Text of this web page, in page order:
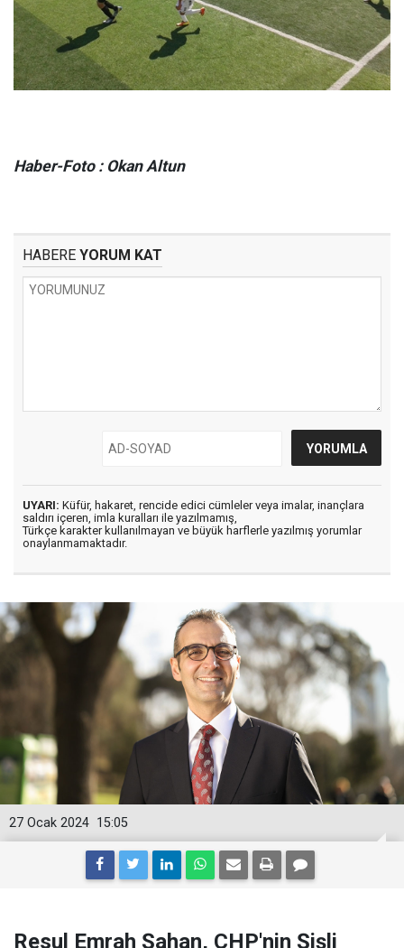
Haber-Foto : Okan Altun
HABERE YORUM KAT
UYARI: Küfür, hakaret, rencide edici cümleler veya imalar, inançlara
saldırı içeren, imla kuralları ile yazılmamış,
Türkçe karakter kullanılmayan ve büyük harflerle yazılmış yorumlar
onaylanmamaktadır.
15:05
27 Ocak 2024
Resul Emrah Şahan, CHP'nin Şişli